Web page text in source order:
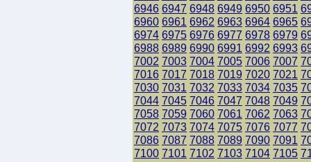
6946 6947 6948 6949 6950 6951
6960 6961 6962 6963 6964 6965
6974 6975 6976 6977 6978 6979
6988 6989 6990 6991 6992 6993
7002 7003 7004 7005 7006 7007
7016 7017 7018 7019 7020 7021
7030 7031 7032 7033 7034 7035
7044 7045 7046 7047 7048 7049
7058 7059 7060 7061 7062 7063
7072 7073 7074 7075 7076 7077
7086 7087 7088 7089 7090 7091
7100 7101 7102 7103 7104 7105